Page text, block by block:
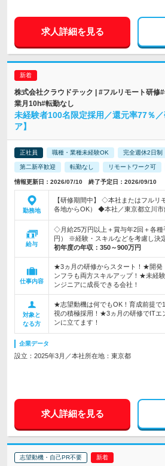
求人詳細を見る
株式会社クラウドテック | #フルリモート研修
業月10h#転勤なし
未経験者100名限定採用／還元率77％
ア】
正社員 職種・業種未経験OK 完全週休2日制
第二新卒歓迎 転勤なし リモートワーク可
情報更新日：2026/07/10 終了予定日：2026/09/10
勤務地
【研修期間中】 ◇本社またはフルリ
各地からOK） ◆本社／東京都立川市
給与
◇月給25万円以上＋賞与年2回＋各種
円） ※経験・スキルなどを考慮し決
初年度の年収： 350～900万円
仕事内容
★3ヵ月の研修からスタート！★開発
ンフラも両方スキルアップ！★未経
ンジニアに成長できる会社！
対象と
なる方
★志望動機は何でもOK！育成前提
視の積極採用！★3ヵ月の研修でITエ
ンに立てます！
企業データ
設立：2025年3月／本社所在地：東京都
求人詳細を見る
志望動機・自己PR不要